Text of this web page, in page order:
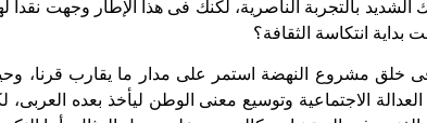
بالتجربة الناصرية، لكنك فى هذا الإطار وجهت
بداية انتكاسة الثقافة؟
خلق مشروع النهضة استمر على مدار ما يقارب قرنا،
العدالة الاجتماعية وتوسيع معنى الوطن ليأخذ بعده